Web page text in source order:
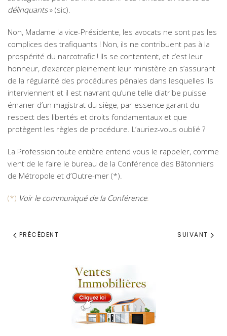
délinquants» (sic).
Non, Madame la vice-Présidente, les avocats ne sont pas les
complices des trafiquants ! Non, ils ne contribuent pas à la
prospérité du narcotrafic ! Ils se contentent, et c’est leur
honneur, d’exercer pleinement leur ministère en s’assurant
de la régularité des procédures pénales dans lesquelles ils
interviennent et il est navrant qu’une telle diatribe puisse
émaner d’un magistrat du siège, par essence garant du
respect des libertés et droits fondamentaux et que
protègent les règles de procédure. L’auriez-vous oublié ?
La Profession toute entière entend vous le rappeler, comme
vient de le faire le bureau de la Conférence des Bâtonniers
de Métropole et d’Outre-mer (*).
(*) Voir le communiqué de la Conférence.
PRÉCÉDENT SUIVANT